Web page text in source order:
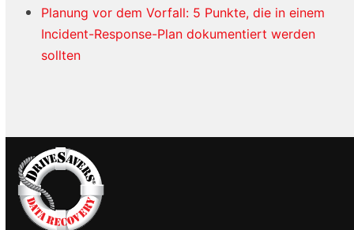
Planung vor dem Vorfall: 5 Punkte, die in einem
Incident-Response-Plan dokumentiert werden
sollten